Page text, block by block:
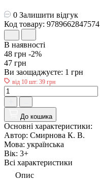
0 Залишити відгук
Код товару: 9789662847574
В наявності
48 грн -2%
47 грн
Ви заощаджуєте: 1 грн
від 10 шт: 39 грн
До кошика
Основні характеристики:
Автор: Смирнова К. В.
Мова: українська
Вік: 3+
Всі характеристики
Опис